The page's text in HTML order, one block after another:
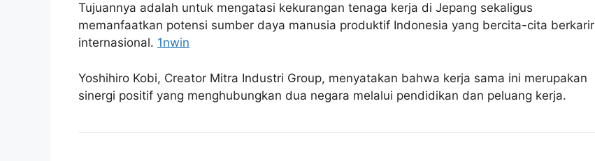
Tujuannya adalah untuk mengatasi kekurangan tenaga kerja di Jepang sekaligus
memanfaatkan potensi sumber daya manusia produktif Indonesia yang bercita-cita berkarir
internasional. 1nwin
Yoshihiro Kobi, Creator Mitra Industri Group, menyatakan bahwa kerja sama ini merupakan
sinergi positif yang menghubungkan dua negara melalui pendidikan dan peluang kerja.